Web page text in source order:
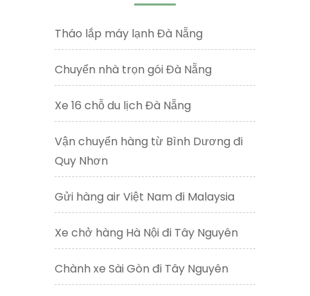
Tháo lắp máy lạnh Đà Nẵng
Chuyển nhà trọn gói Đà Nẵng
Xe 16 chỗ du lịch Đà Nẵng
Vận chuyển hàng từ Bình Dương đi
Quy Nhơn
Gửi hàng air Việt Nam đi Malaysia
Xe chở hàng Hà Nội đi Tây Nguyên
Chành xe Sài Gòn đi Tây Nguyên